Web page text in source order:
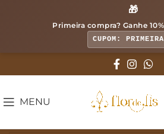
🎁
Primeira compra? Ganhe
CUPOM:
MENU